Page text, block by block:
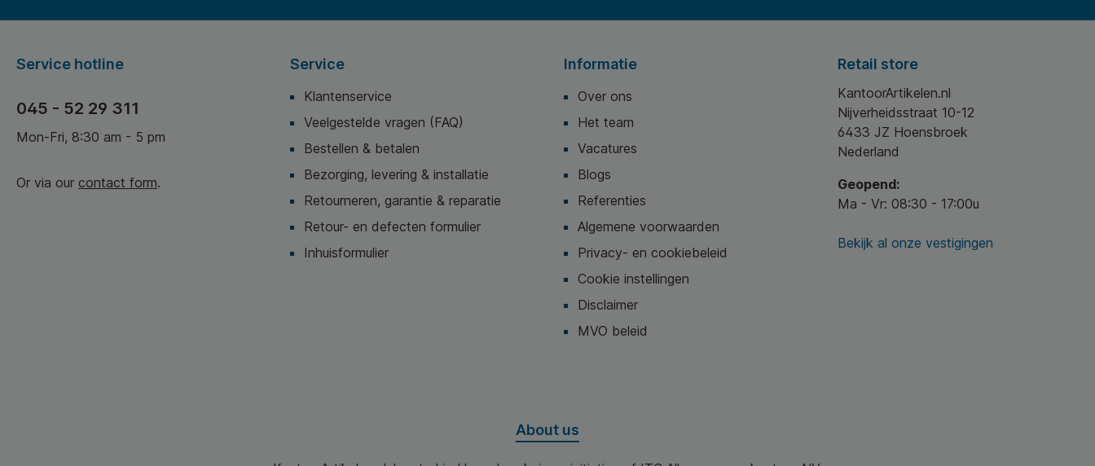
Service hotline
045 - 52 29 311
Mon-Fri, 8:30 am - 5 pm
Or via our contact form.
Service
Klantenservice
Veelgestelde vragen (FAQ)
Bestellen & betalen
Bezorging, levering & installatie
Retourneren, garantie & reparatie
Retour- en defecten formulier
Inhuisformulier
Informatie
Over ons
Het team
Vacatures
Blogs
Referenties
Algemene voorwaarden
Privacy- en cookiebeleid
Cookie instellingen
Disclaimer
MVO beleid
Retail store
KantoorArtikelen.nl
Nijverheidsstraat 10-12
6433 JZ Hoensbroek
Nederland
Geopend:
Ma - Vr: 08:30 - 17:00u
Bekijk al onze vestigingen
About us